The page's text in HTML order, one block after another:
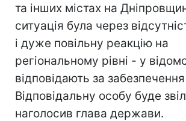
та інших містах на
ситуація була через
і дуже повільну реакцію на
регіональному рівні - у
відповідають за
Відповідальну особу буде
наголосив глава держави.